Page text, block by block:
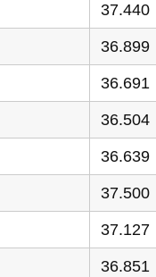
37.440
36.899
36.691
36.504
36.639
37.500
37.127
36.851